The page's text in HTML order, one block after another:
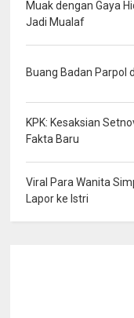
Muak dengan Gaya
Jadi Mualaf
Buang Badan Parpol
KPK: Kesaksian
Fakta Baru
Viral Para Wanita
Lapor ke Istri